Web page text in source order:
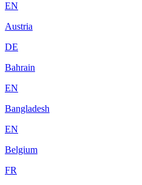
EN
Austria
DE
Bahrain
EN
Bangladesh
EN
Belgium
FR